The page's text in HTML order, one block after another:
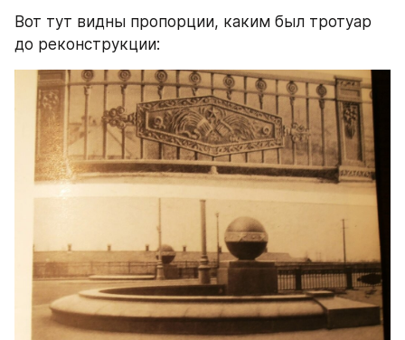
Вот тут видны пропорции, каким был тротуар
до реконструкции: